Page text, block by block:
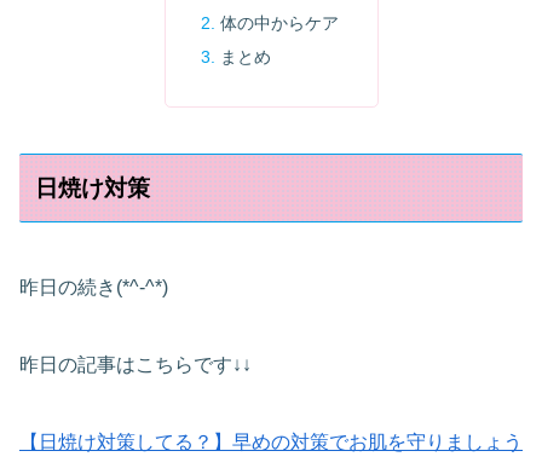
体の中からケア
まとめ
日焼け対策
昨日の続き(*^-^*)
昨日の記事はこちらです↓↓
【日焼け対策してる？】早めの対策でお肌を守りましょう